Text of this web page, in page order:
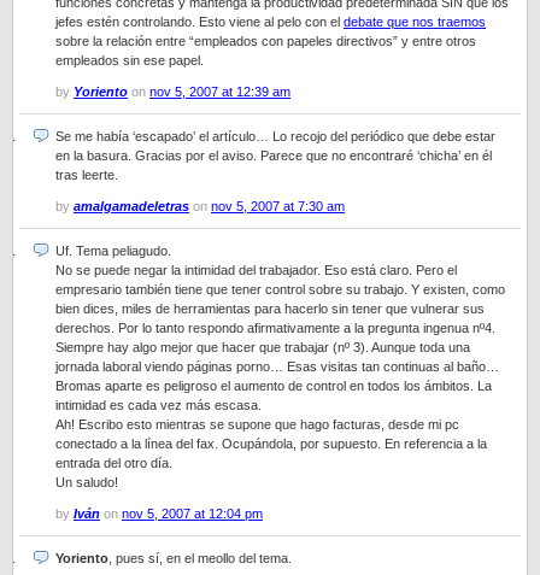
jefes estén controlando. Esto viene al pelo con el debate que nos traemos
sobre la relación entre “empleados con papeles directivos” y entre otros
empleados sin ese papel.
by Yoriento on nov 5, 2007 at 12:39 am
Se me había ‘escapado’ el artículo… Lo recojo del periódico que debe estar
en la basura. Gracias por el aviso. Parece que no encontraré ‘chicha’ en él
tras leerte.
by amalgamadeletras on nov 5, 2007 at 7:30 am
Uf. Tema peliagudo.
No se puede negar la intimidad del trabajador. Eso está claro. Pero el
empresario también tiene que tener control sobre su trabajo. Y existen, como
bien dices, miles de herramientas para hacerlo sin tener que vulnerar sus
derechos. Por lo tanto respondo afirmativamente a la pregunta ingenua nº4.
Siempre hay algo mejor que hacer que trabajar (nº 3). Aunque toda una
jornada laboral viendo páginas porno… Esas visitas tan continuas al baño…
Bromas aparte es peligroso el aumento de control en todos los ámbitos. La
intimidad es cada vez más escasa.
Ah! Escribo esto mientras se supone que hago facturas, desde mi pc
conectado a la línea del fax. Ocupándola, por supuesto. En referencia a la
entrada del otro día.
Un saludo!
by Iván on nov 5, 2007 at 12:04 pm
Yoriento , pues sí, en el meollo del tema.